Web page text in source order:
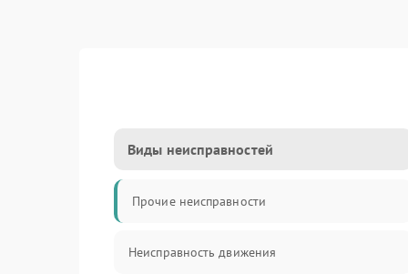
Виды неисправностей
Прочие неисправности
Неисправность движения